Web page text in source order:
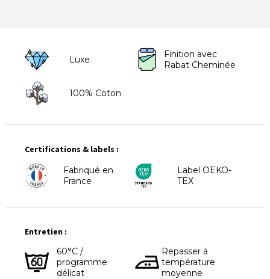
Luxe
Finition avec
Rabat Cheminée
100% Coton
Certifications & labels :
Fabriqué en
France
Label OEKO-
TEX
Entretien :
60°C /
programme
délicat
Repasser à
température
moyenne